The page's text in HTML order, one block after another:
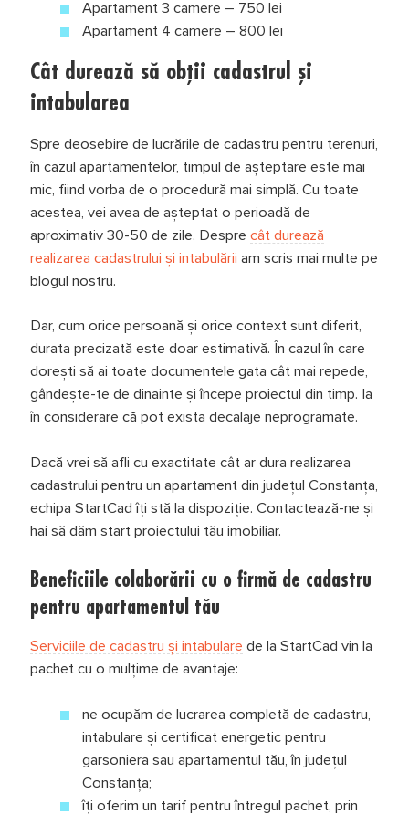
Apartament 3 camere – 750 lei
Apartament 4 camere – 800 lei
Cât durează să obții cadastrul şi
intabularea
Spre deosebire de lucrările de cadastru pentru terenuri,
în cazul apartamentelor, timpul de așteptare este mai
mic, fiind vorba de o procedură mai simplă. Cu toate
acestea, vei avea de așteptat o perioadă de
aproximativ 30-50 de zile. Despre cât durează
realizarea cadastrului și intabulării am scris mai multe pe
blogul nostru.
Dar, cum orice persoană și orice context sunt diferit,
durata precizată este doar estimativă. În cazul în care
dorești să ai toate documentele gata cât mai repede,
gândește-te de dinainte și începe proiectul din timp. Ia
în considerare că pot exista decalaje neprogramate.
Dacă vrei să afli cu exactitate cât ar dura realizarea
cadastrului pentru un apartament din județul Constanța,
echipa StartCad îți stă la dispoziție. Contactează-ne și
hai să dăm start proiectului tău imobiliar.
Beneficiile colaborării cu o firmă de cadastru
pentru apartamentul tău
Serviciile de cadastru și intabulare de la StartCad vin la
pachet cu o mulțime de avantaje:
ne ocupăm de lucrarea completă de cadastru,
intabulare și certificat energetic pentru
garsoniera sau apartamentul tău, în județul
Constanța;
îți oferim un tarif pentru întregul pachet, prin